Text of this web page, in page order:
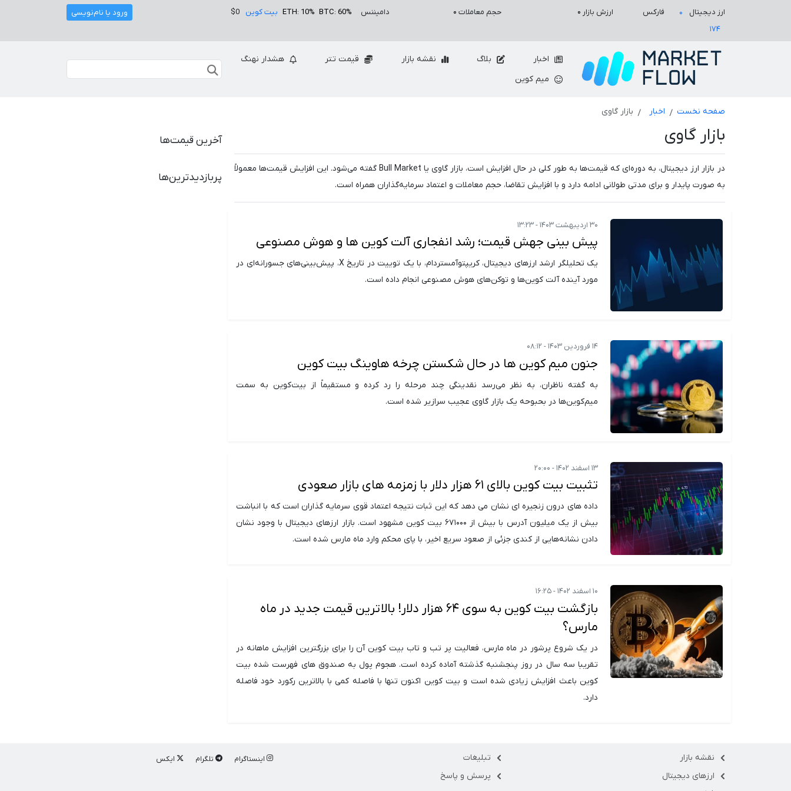
ارز دیجیتال ۰
فارکس
۱۷۴
ارزش بازار ۰ حجم معاملات ۰ دامیننس BTC: 60%
ETH: 10% بیت کوین $0 ورود یا نام‌نویسی
اخبار بلاگ نقشه بازار قیمت تتر
هشدار نهنگ
میم کوین
صفحه نخست اخبار بازار گاوی
بازار گاوی
در بازار ارز دیجیتال، به دوره‌ای که قیمت‌ها به طور کلی در حال افزایش است، بازار گاوی یا Bull Market گفته می‌شود. این افزایش قیمت‌ها معمولاً
به صورت پایدار و برای مدتی طولانی ادامه دارد و با افزایش تقاضا، حجم معاملات و اعتماد سرمایه‌گذاران همراه است.
۳۰ اردیبهشت ۱۴۰۳ - ۱۳:۲۳
پیش بینی جهش قیمت؛ رشد انفجاری آلت کوین ها و هوش مصنوعی
یک تحلیلگر ارشد ارزهای دیجیتال، کریپتوآمستردام، با یک توییت در تاریخ X، پیش‌بینی‌های جسورانه‌ای در
مورد آینده آلت کوین‌ها و توکن‌های هوش مصنوعی انجام داده است.
۱۴ فروردین ۱۴۰۳ - ۰۸:۱۲
جنون میم کوین ها در حال شکستن چرخه هاوینگ بیت کوین
به گفته ناظران، به نظر می‌رسد نقدینگی چند مرحله را رد کرده و مستقیماً از بیت‌کوین به سمت
میم‌کوین‌ها در بحبوحه یک بازار گاوی عجیب سرازیر شده است.
۱۳ اسفند ۱۴۰۲ - ۲۰:۰۰
تثبیت بیت کوین بالای ۶۱ هزار دلار با زمزمه های بازار صعودی
داده های درون زنجیره ای نشان می دهد که این ثبات نتیجه اعتماد قوی سرمایه گذاران است که با انباشت
بیش از یک میلیون آدرس با بیش از ۶۷۱۰۰۰ بیت کوین مشهود است. بازار ارزهای دیجیتال با وجود نشان
دادن نشانه‌هایی از کندی جزئی از صعود سریع اخیر، با پای محکم وارد ماه مارس شده است.
۱۰ اسفند ۱۴۰۲ - ۱۶:۲۵
بازگشت بیت کوین به سوی ۶۴ هزار دلار! بالاترین قیمت جدید در ماه
مارس؟
در یک شروع پرشور در ماه مارس، فعالیت پر تب و تاب بیت کوین آن را برای بزرگترین افزایش ماهانه در
تقریبا سه سال در روز پنجشنبه گذشته آماده کرده است. هجوم پول به صندوق های فهرست شده بیت
کوین باعث افزایش زیادی شده است و بیت کوین اکنون تنها با فاصله کمی با بالاترین رکورد خود فاصله
دارد.
آخرین قیمت‌ها
پربازدیدترین‌ها
نقشه بازار
ارزهای دیجیتال
تبلیغات
پرسش و پاسخ
اینستاگرام تلگرام ایکس